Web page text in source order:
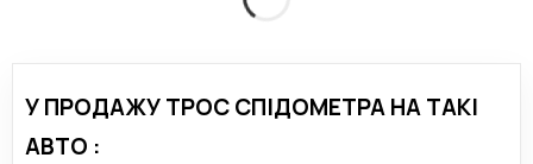
У ПРОДАЖУ ТРОС СПІДОМЕТРА НА ТАКІ
АВТО :